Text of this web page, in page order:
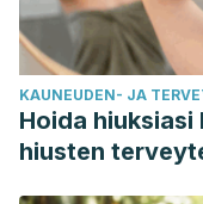
KAUNEUDEN- JA
Hoida
hiusten